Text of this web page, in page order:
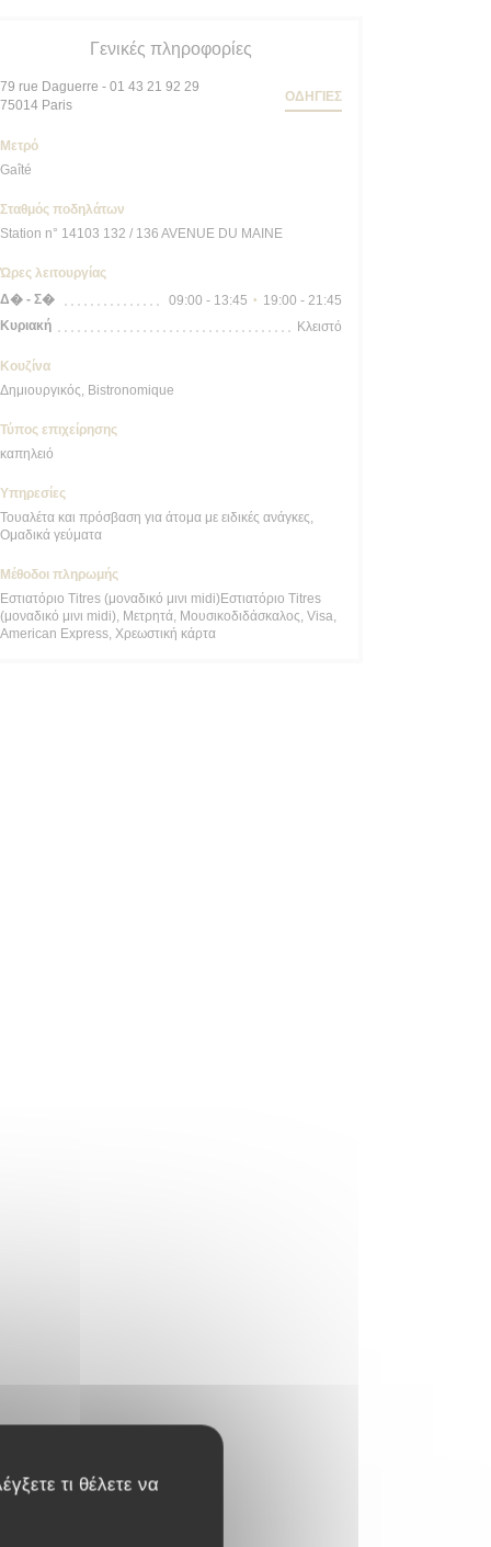
τι θέλετε να
Γενικές πληροφορίες
79 rue Daguerre - 01 43 21 92 29
75014 Paris((ανοίγει σε νέο παράθυρο))
ΟΔΗΓΊΕΣ
Μετρό
Gaîté
Σταθμός ποδηλάτων
Station n° 14103 132 / 136 AVENUE DU MAINE
Ώρες λειτουργίας
Δ� - Σ� 09:00 - 13:45 •
19:00 - 21:45
Κυριακή
Κλειστό
Κουζίνα
Δημιουργικός, Bistronomique
Τύπος επιχείρησης
καπηλειό
Υπηρεσίες
Τουαλέτα και πρόσβαση για άτομα με ειδικές ανάγκες,
Ομαδικά γεύματα
Μέθοδοι πληρωμής
Εστιατόριο Titres (μοναδικό μινι midi)Εστιατόριο Titres
(μοναδικό μινι midi), Μετρητά, Μουσικοδιδάσκαλος, Visa,
American Express, Χρεωστική κάρτα